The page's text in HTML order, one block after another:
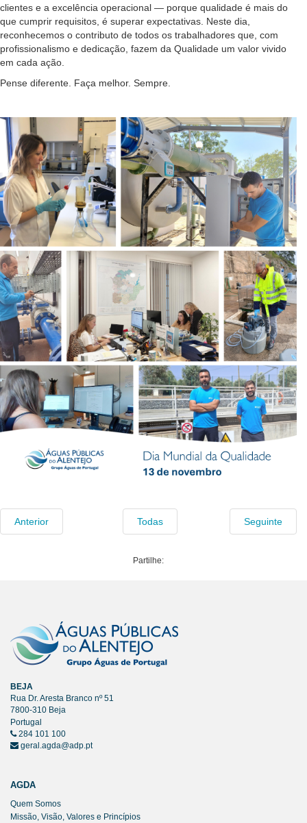
clientes e a excelência operacional — porque qualidade é mais do
que cumprir requisitos, é superar expectativas. Neste dia,
reconhecemos o contributo de todos os trabalhadores que, com
profissionalismo e dedicação, fazem da Qualidade um valor vivido
em cada ação.
Pense diferente. Faça melhor. Sempre.
Anterior Seguinte
Todas
Partilhe:
BEJA
Rua Dr. Aresta Branco nº 51
7800-310 Beja
Portugal
284 101 100
geral.agda@adp.pt
AGDA
Quem Somos
Missão, Visão, Valores e Princípios